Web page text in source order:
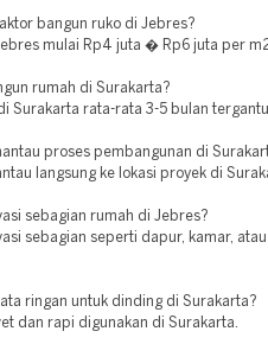
bangun ruko di Jebres?
mulai Rp4 juta � Rp6 juta per
rumah di Surakarta?
Surakarta rata-rata 3-5 bulan
proses pembangunan di
langsung ke lokasi proyek di
sebagian rumah di Jebres?
sebagian seperti dapur, kamar,
ringan untuk dinding di Surakarta?
dan rapi digunakan di Surakarta.